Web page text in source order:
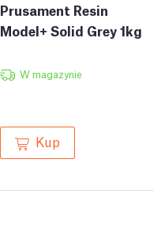
Prusament Resin
Model+ Solid Grey 1kg
W magazynie
Kup